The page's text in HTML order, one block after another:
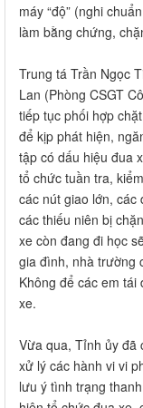
máy “độ” (nghi
làm bằng chứng,
Trung tá Trần Ngọc
Lan (Phòng CSGT
tiếp tục phối hợp
để kịp phát hiện,
tập có dấu hiệu đua
tổ chức tuần tra,
các nút giao lớn,
các thiếu niên bị
xe còn đang đi học
gia đình, nhà trường
Không để các em tái
xe.
Vừa qua, Tỉnh ủy đã
xử lý các hành vi vi
lưu ý tình trạng